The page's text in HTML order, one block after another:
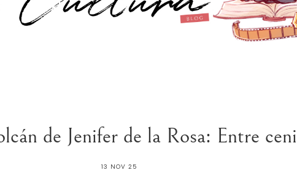
de Jenifer de la Rosa: Entre
13 NOV 25